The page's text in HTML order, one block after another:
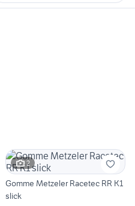
2
Gomme Metzeler Racetec RR K1
slick